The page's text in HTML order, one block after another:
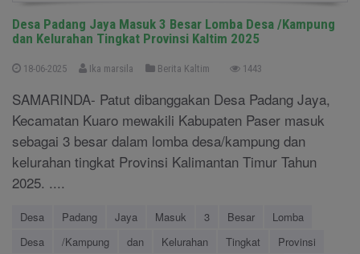
Desa Padang Jaya Masuk 3 Besar Lomba Desa /Kampung
dan Kelurahan Tingkat Provinsi Kaltim 2025
18-06-2025 Ika marsila Berita Kaltim 1443
SAMARINDA- Patut dibanggakan Desa Padang Jaya,
Kecamatan Kuaro mewakili Kabupaten Paser masuk
sebagai 3 besar dalam lomba desa/kampung dan
kelurahan tingkat Provinsi Kalimantan Timur Tahun
2025. ....
Desa Padang Jaya Masuk 3 Besar
Lomba
Desa
/Kampung dan Kelurahan Tingkat
Provinsi